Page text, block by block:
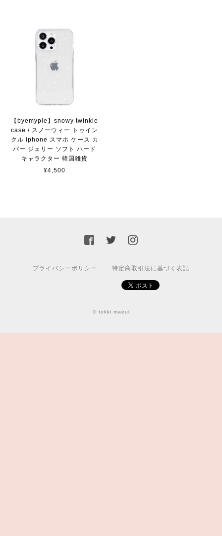
【byemypie】snowy twinkle
case / スノーウィー トゥイン
クル iphone スマホ ケース カ
バー ジェリー ソフト ハード
キャラクター 韓国雑貨
¥4,500
プライバシーポリシー 特定商取引法に基づく表記
© tokki maeul